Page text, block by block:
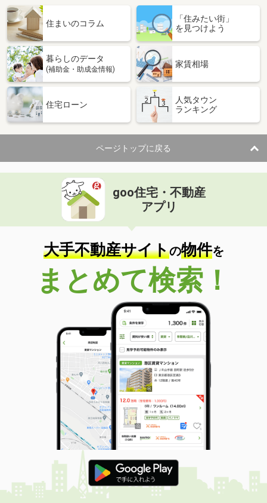
住まいのコラム
「住みたい街」
を見つけよう
暮らしのデータ
(補助金・助成金情報)
家賃相場
住宅ローン
人気タウン
ランキング
ページトップに戻る
goo住宅・不動産
アプリ
大手不動産サイトの物件を
まとめて検索！